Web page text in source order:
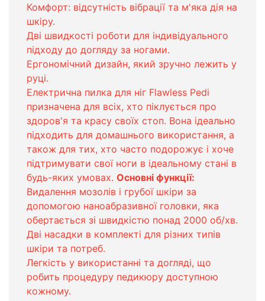
Комфорт: відсутність вібрації та м'яка дія на
шкіру.
Дві швидкості роботи для індивідуального
підходу до догляду за ногами.
Ергономічний дизайн, який зручно лежить у
руці.
Електрична пилка для ніг Flawless Pedi
призначена для всіх, хто піклується про
здоров'я та красу своїх стоп. Вона ідеально
підходить для домашнього використання, а
також для тих, хто часто подорожує і хоче
підтримувати свої ноги в ідеальному стані в
будь-яких умовах. Основні функції:
Видалення мозолів і грубої шкіри за
допомогою наноабразивної головки, яка
обертається зі швидкістю понад 2000 об/хв.
Дві насадки в комплекті для різних типів
шкіри та потреб.
Легкість у використанні та догляді, що
робить процедуру педикюру доступною
кожному.